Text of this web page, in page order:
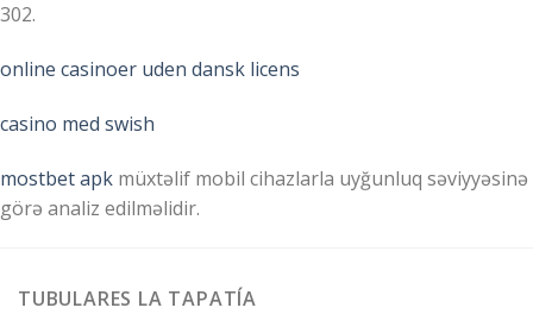
302.
online casinoer uden dansk licens
casino med swish
mostbet apk müxtəlif mobil cihazlarla uyğunluq səviyyəsinə
görə analiz edilməlidir.
TUBULARES LA TAPATÍA